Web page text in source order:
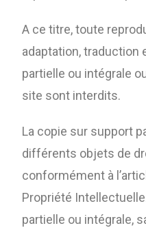
A ce titre, toute
adaptation, traduction
partielle ou intégrale
site sont interdits.
La copie sur support
différents objets de
conformément à
Propriété
partielle ou intégrale,